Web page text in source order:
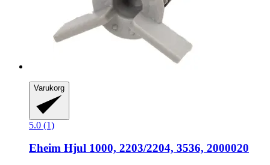
Varukorg
5.0 (1)
Eheim Hjul 1000, 2203/2204, 3536, 2000020